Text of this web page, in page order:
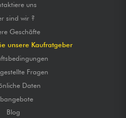
uns
sind wir ?
Geschäfte
unsere Kaufratgeber
Fragen
Daten
Blog